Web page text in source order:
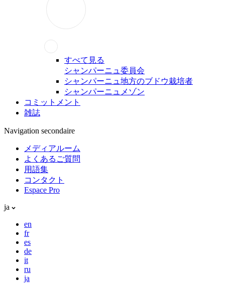
すべて見る
シャンパーニュ委員会
シャンパーニュ地方のブドウ栽培者
シャンパーニュメゾン
コミットメント
雑誌
Navigation secondaire
メディアルーム
よくあるご質問
用語集
コンタクト
Espace Pro
ja
en
fr
es
de
it
ru
ja